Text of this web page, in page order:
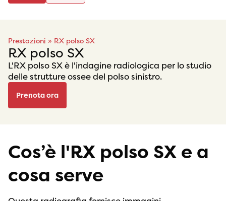
Prestazioni » RX polso SX
RX polso SX
L'RX polso SX è l'indagine radiologica per lo studio
delle strutture ossee del polso sinistro.
Prenota ora
Cos’è l'RX polso SX e a
cosa serve